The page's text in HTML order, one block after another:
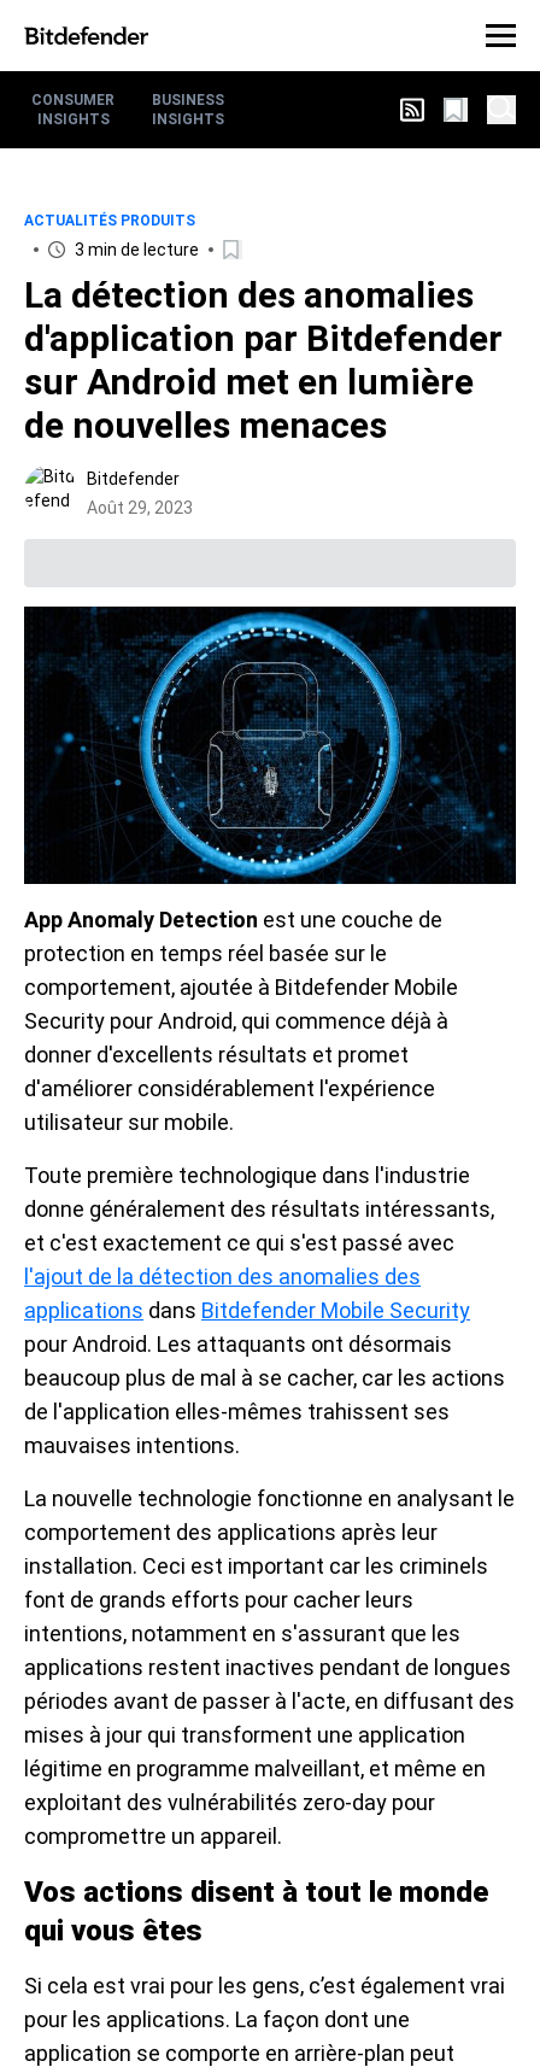
CONSUMER
INSIGHTS
BUSINESS
INSIGHTS
ACTUALITÉS PRODUITS
3 min de lecture
La détection des anomalies
d'application par Bitdefender
sur Android met en lumière
de nouvelles menaces
Bitdefender
Août 29, 2023
App Anomaly Detection est une couche de
protection en temps réel basée sur le
comportement, ajoutée à Bitdefender Mobile
Security pour Android, qui commence déjà à
donner d'excellents résultats et promet
d'améliorer considérablement l'expérience
utilisateur sur mobile.
Toute première technologique dans l'industrie
donne généralement des résultats intéressants,
et c'est exactement ce qui s'est passé avec
l'ajout de la détection des anomalies des
applications dans Bitdefender Mobile Security
pour Android. Les attaquants ont désormais
beaucoup plus de mal à se cacher, car les actions
de l'application elles-mêmes trahissent ses
mauvaises intentions.
La nouvelle technologie fonctionne en analysant le
comportement des applications après leur
installation. Ceci est important car les criminels
font de grands efforts pour cacher leurs
intentions, notamment en s'assurant que les
applications restent inactives pendant de longues
périodes avant de passer à l'acte, en diffusant des
mises à jour qui transforment une application
légitime en programme malveillant, et même en
exploitant des vulnérabilités zero-day pour
compromettre un appareil.
Vos actions disent à tout le monde
qui vous êtes
Si cela est vrai pour les gens, c’est également vrai
pour les applications. La façon dont une
application se comporte en arrière-plan peut